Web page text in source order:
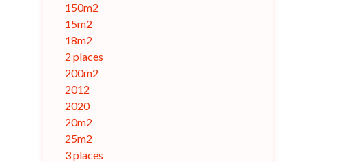
150m2
15m2
18m2
2 places
200m2
2012
2020
20m2
25m2
3 places